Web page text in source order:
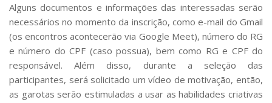
Alguns documentos e informações das interessadas serão
necessários no momento da inscrição, como e-mail do Gmail
(os encontros acontecerão via Google Meet), número do RG
e número do CPF (caso possua), bem como RG e CPF do
responsável. Além disso, durante a seleção das
participantes, será solicitado um vídeo de motivação, então,
as garotas serão estimuladas a usar as habilidades criativas